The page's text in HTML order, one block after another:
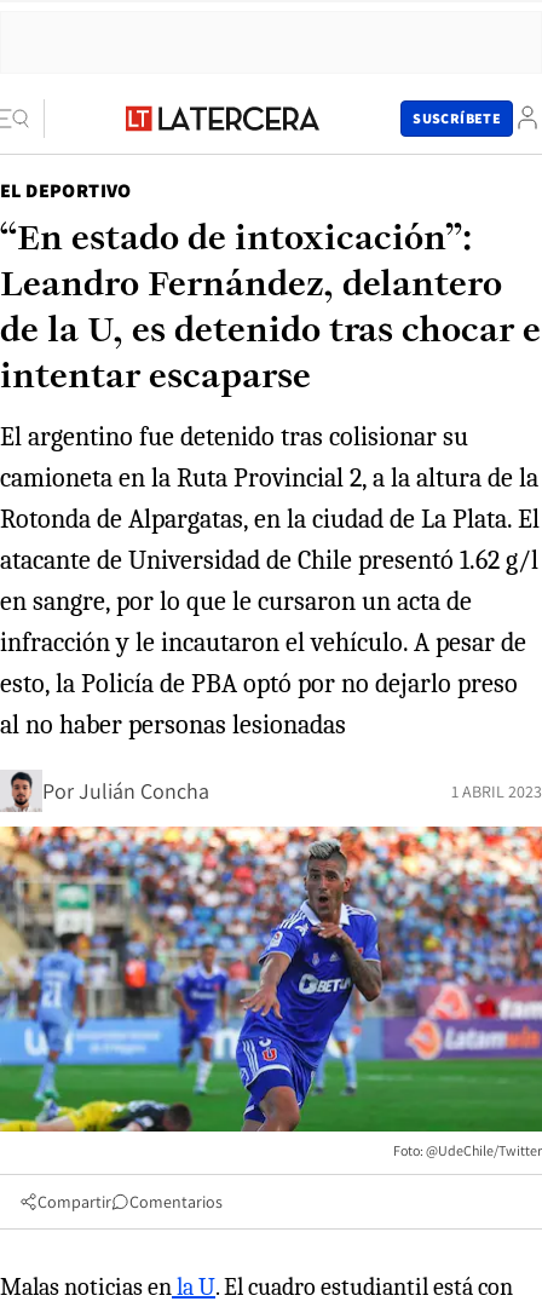
SUSCRÍBETE
EL DEPORTIVO
“En estado de intoxicación”:
Leandro Fernández, delantero
de la U, es detenido tras chocar e
intentar escaparse
El argentino fue detenido tras colisionar su
camioneta en la Ruta Provincial 2, a la altura de la
Rotonda de Alpargatas, en la ciudad de La Plata. El
atacante de Universidad de Chile presentó 1.62 g/l
en sangre, por lo que le cursaron un acta de
infracción y le incautaron el vehículo. A pesar de
esto, la Policía de PBA optó por no dejarlo preso
al no haber personas lesionadas
PorJulián Concha 1 ABRIL 2023
Foto: @UdeChile/Twitter
Compartir Comentarios
Malas noticias enla U. El cuadro estudiantil está con